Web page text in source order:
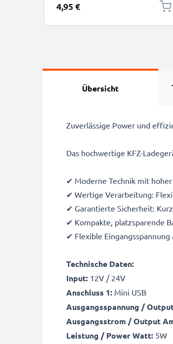
4,95 €
Übersicht
Zuverlässige Power und
Das hochwertige KFZ-
✔ Moderne Technik mit
✔ Wertige Verarbeitung:
✔ Garantierte Sicherheit:
✔ Kompakte, platzsparende
✔ Flexible Eingangsspannung
Technische Daten:
Input: 12V / 24V
Anschluss 1: Mini USB
Ausgangsspannung /
Ausgangsstrom / Output
Leistung / Power Watt: 5W